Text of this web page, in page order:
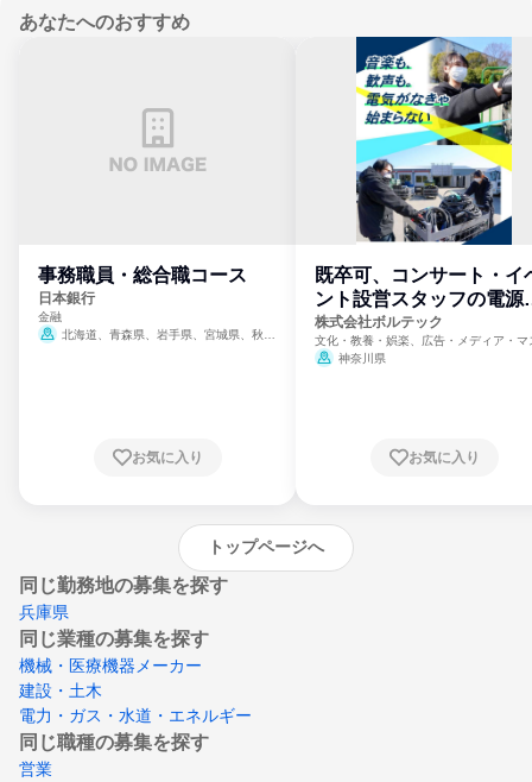
あなたへのおすすめ
事務職員・総合職コース
日本銀行
金融
北海道、青森県、岩手県、宮城県、秋田
崎県、熊本県、大分県、宮崎県、鹿児島県、
お気に入り
既卒可、コンサート・イ
ント設営スタッフの電源
門
株式会社ボルテック
文化・教養・娯楽、広告・メディア・マ
ミ、電力・ガス・水道・エネルギー
神奈川県
お気に入り
トップページへ
同じ勤務地の募集を探す
兵庫県
同じ業種の募集を探す
機械・医療機器メーカー
建設・土木
電力・ガス・水道・エネルギー
同じ職種の募集を探す
営業